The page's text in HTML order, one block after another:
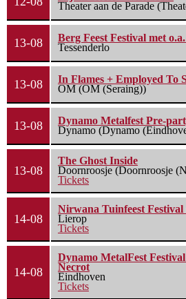
Theater aan de Parade
13-08
Berg Feest Festival met
Tessenderlo
13-08
In Flames + Employed To
OM (OM (Seraing))
13-08
Dynamo Metalfest Pre-
Dynamo (Dynamo
13-08
The Ghost Inside
Doornroosje (Doornroosje
Tickets
14-08
Nirwana Tuinfeest
Lierop
Tickets
14-08
Dynamo MetalFest
Necrot
Eindhoven
Tickets